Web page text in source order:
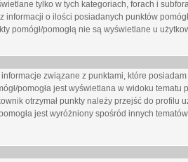
tylko w tych kategoriach, forach i
informacji o ilości posiadanych punktów
pomógł/pomogłą nie są wyświetlane u
związane z punktami, które
pomogła jest wyświetlana w widoku
otrzymał punkty należy przejść do
jest wyróżniony spośród innych